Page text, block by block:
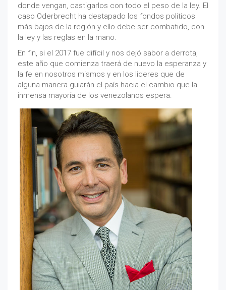
donde vengan, castigarlos con todo el peso de la ley. El
caso Oderbrecht ha destapado los fondos políticos
más bajos de la región y ello debe ser combatido, con
la ley y las reglas en la mano.
En fin, si el 2017 fue difícil y nos dejó sabor a derrota,
este año que comienza traerá de nuevo la esperanza y
la fe en nosotros mismos y en los lideres que de
alguna manera guiarán el país hacia el cambio que la
inmensa mayoría de los venezolanos espera.